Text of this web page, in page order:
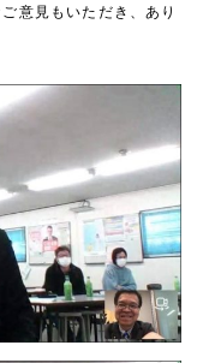
意見もいただき、あり